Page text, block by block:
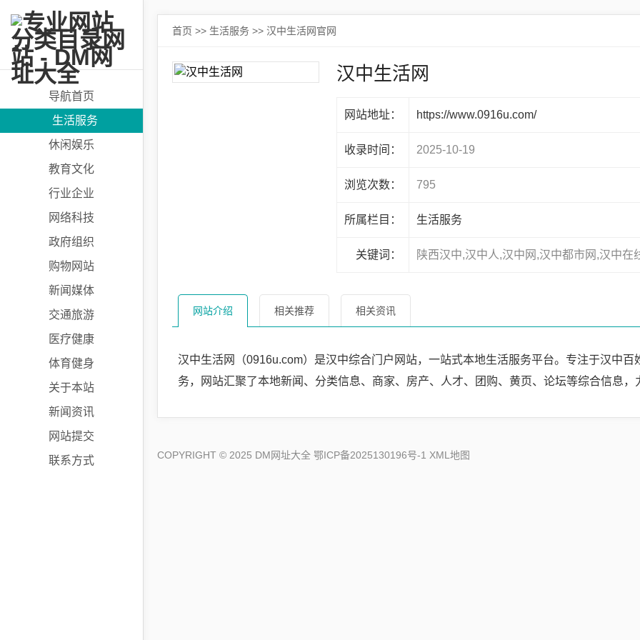
导航首页
生活服务
休闲娱乐
教育文化
行业企业
网络科技
政府组织
购物网站
新闻媒体
交通旅游
医疗健康
体育健身
关于本站
新闻资讯
网站提交
联系方式
首页 >> 生活服务 >> 汉中生活网官网
汉中生活网
网站地址： https://www.0916u.com/
收录时间： 2025-10-19
浏览次数： 795
所属栏目： 生活服务
关键词： 陕西汉中,汉中人,汉中网,汉中都市网,汉中在
网站介绍 相关推荐 相关资讯
汉中生活网（0916u.com）是汉中综合门户网站，一站式本地生活服务平台。专注于汉中
务，网站汇聚了本地新闻、分类信息、商家、房产、人才、团购、黄页、论坛等综合信息
COPYRIGHT © 2025 DM网址大全 鄂ICP备2025130196号-1 XML地图